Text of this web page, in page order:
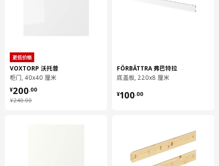
用布块沾中性清洁剂充分擦洗
用干净布块擦干
环境和材料
更低价格
VOXTORP 沃托普
柜门, 40x40 厘米
¥240.00
¥ 240.00
¥200.00
¥ 200.00
FÖRBÄTTRA 弗巴特拉
底盖板, 220x8 厘米
¥100.00
¥ 100.00